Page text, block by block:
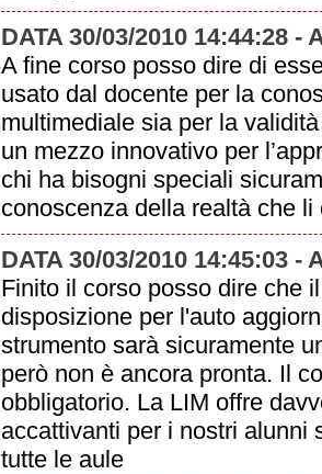
DATA 30/03/2010 14:44:28 -
A fine corso posso dire di
usato dal docente per la
multimediale sia per la
un mezzo innovativo per
chi ha bisogni speciali
conoscenza della realtà che li
DATA 30/03/2010 14:45:03 -
Finito il corso posso dire che
disposizione per l'auto
strumento sarà sicuramente
però non è ancora pronta. Il
obbligatorio. La LIM offre
accattivanti per i nostri alunni
tutte le aule